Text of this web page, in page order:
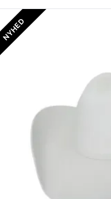
NYHED